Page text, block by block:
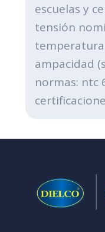
escuelas y
tensión
temperatura
ampacidad
normas: ntc